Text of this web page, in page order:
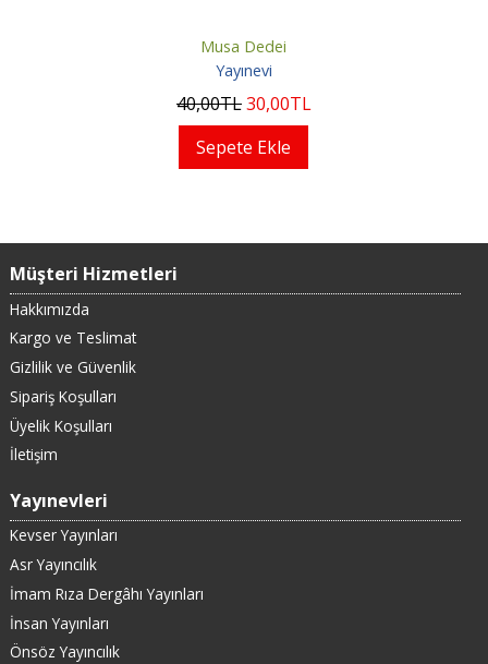
Musa Dedei
Yayınevi
40,00TL30,00TL
Sepete Ekle
Müşteri Hizmetleri
Hakkımızda
Kargo ve Teslimat
Gizlilik ve Güvenlik
Sipariş Koşulları
Üyelik Koşulları
İletişim
Yayınevleri
Kevser Yayınları
Asr Yayıncılık
İmam Rıza Dergâhı Yayınları
İnsan Yayınları
Önsöz Yayıncılık